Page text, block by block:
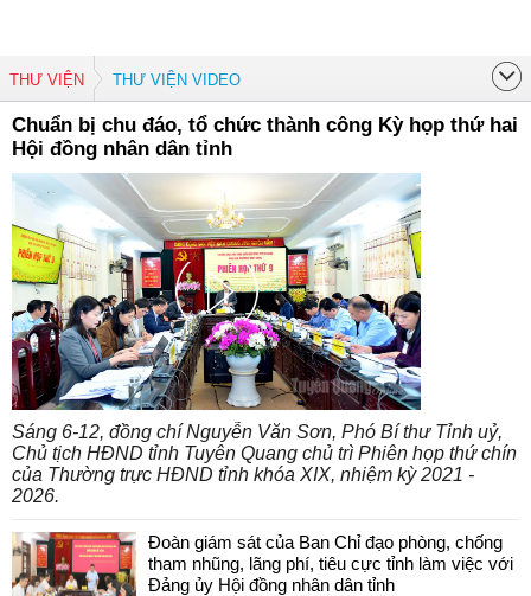
THƯ VIỆN THƯ VIỆN VIDEO
Chuẩn bị chu đáo, tổ chức thành công Kỳ họp thứ hai
Hội đồng nhân dân tỉnh
Sáng 6-12, đồng chí Nguyễn Văn Sơn, Phó Bí thư Tỉnh uỷ,
Chủ tịch HĐND tỉnh Tuyên Quang chủ trì Phiên họp thứ chín
của Thường trực HĐND tỉnh khóa XIX, nhiệm kỳ 2021 -
2026.
Đoàn giám sát của Ban Chỉ đạo phòng, chống
tham nhũng, lãng phí, tiêu cực tỉnh làm việc với
Đảng ủy Hội đồng nhân dân tỉnh